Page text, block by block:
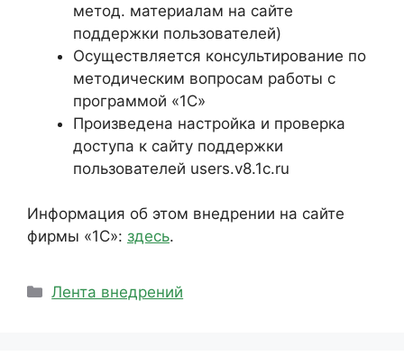
метод. материалам на сайте
поддержки пользователей)
Осуществляется консультирование по
методическим вопросам работы с
программой «1С»
Произведена настройка и проверка
доступа к сайту поддержки
пользователей users.v8.1c.ru
Информация об этом внедрении на сайте
фирмы «1С»: здесь.
Рубрики
Лента внедрений